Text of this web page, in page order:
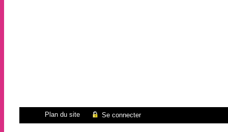
Plan du site Se connecter